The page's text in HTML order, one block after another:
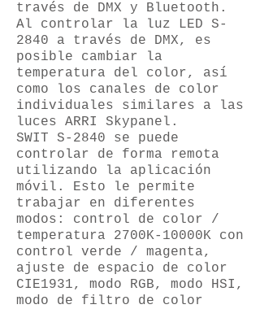
través de DMX y Bluetooth.
Al controlar la luz LED S-
2840 a través de DMX, es
posible cambiar la
temperatura del color, así
como los canales de color
individuales similares a las
luces ARRI Skypanel.
SWIT S-2840 se puede
controlar de forma remota
utilizando la aplicación
móvil. Esto le permite
trabajar en diferentes
modos: control de color /
temperatura 2700K-10000K con
control verde / magenta,
ajuste de espacio de color
CIE1931, modo RGB, modo HSI,
modo de filtro de color